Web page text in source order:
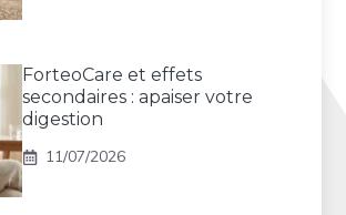
ForteoCare et effets
secondaires : apaiser votre
digestion
11/07/2026